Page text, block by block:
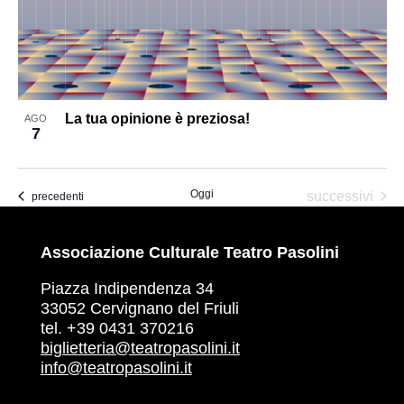
Photo
View
AGO
7
La tua opinione è preziosa!
Eventi
precedenti Oggi Eventi
successivi
Associazione Culturale Teatro Pasolini
Piazza Indipendenza 34
33052 Cervignano del Friuli
tel. +39 0431 370216
biglietteria@teatropasolini.it
info@teatropasolini.it